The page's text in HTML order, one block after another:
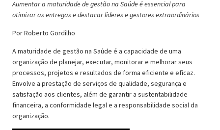
Aumentar a maturidade de gestão na Saúde é essencial para
otimizar as entregas e destacar líderes e gestores extraordinários
Por Roberto Gordilho
A maturidade de gestão na Saúde é a capacidade de uma
organização de planejar, executar, monitorar e melhorar seus
processos, projetos e resultados de forma eficiente e eficaz.
Envolve a prestação de serviços de qualidade, segurança e
satisfação aos clientes, além de garantir a sustentabilidade
financeira, a conformidade legal e a responsabilidade social da
organização.